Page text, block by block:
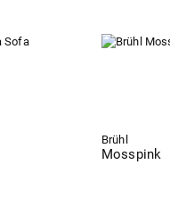
Brühl
Mosspink